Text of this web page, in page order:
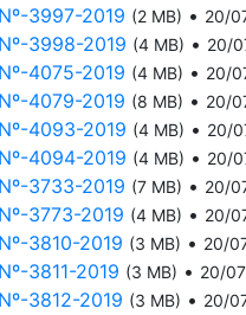
3997-2019 (2 MB) • 20/
3998-2019 (4 MB) • 20/
4075-2019 (4 MB) • 20/
4079-2019 (8 MB) • 20/
4093-2019 (4 MB) • 20/
4094-2019 (4 MB) • 20/
3733-2019 (7 MB) • 20/
3773-2019 (4 MB) • 20/
3810-2019 (3 MB) • 20/
3811-2019 (3 MB) • 20/
3812-2019 (3 MB) • 20/